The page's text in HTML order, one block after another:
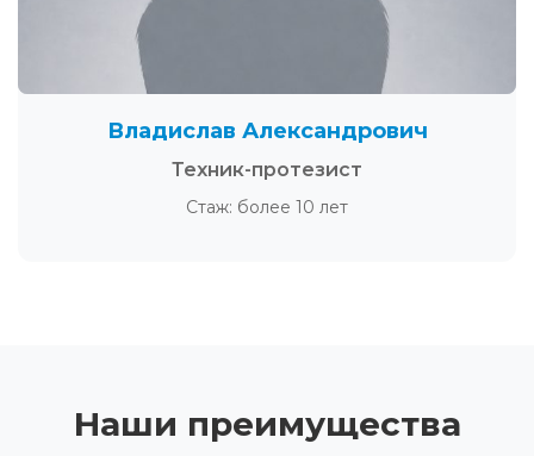
Владислав Александрович
Техник-протезист
Стаж: более 10 лет
Наши преимущества